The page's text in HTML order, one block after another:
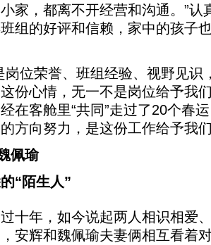
家，都离不开经营和沟通。”认
组的好评和信赖，家中的孩子
位荣誉、班组经验、视野见识
份心情，无一不是岗位给予我
在客舱里“共同”走过了20个春
方向努力，是这份工作给予我
佩瑜
陌生人”
年，如今说起两人相识相爱
安辉和魏佩瑜夫妻俩相互看着